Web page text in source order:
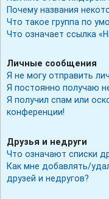
Почему названия
Что такое группа по
Что означает ссылка
Личные сообщения
Я не могу отправить
Я постоянно получаю
Я получил спам или
конференции!
Друзья и недруги
Что означают списки
Как мне добавлять/
друзей и недругов?